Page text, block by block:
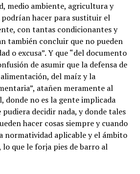
medio ambiente, agricultura y
podrían hacer para sustituir el
con tantas condicionantes y
también concluir que no pueden
o excusa”. Y que “del documento
de asumir que la defensa de
del maíz y la
atañen meramente al
donde no es la gente implicada
decidir nada, y donde tales
hacer cosas siempre y cuando
normatividad aplicable y el ámbito
lo que le forja pies de barro al